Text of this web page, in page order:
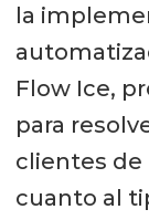
la
Flow Ice,
para
clientes de
cuanto al